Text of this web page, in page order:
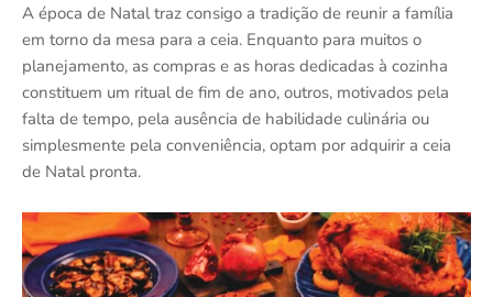
A época de Natal traz consigo a tradição de reunir a família
em torno da mesa para a ceia. Enquanto para muitos o
planejamento, as compras e as horas dedicadas à cozinha
constituem um ritual de fim de ano, outros, motivados pela
falta de tempo, pela ausência de habilidade culinária ou
simplesmente pela conveniência, optam por adquirir a ceia
de Natal pronta.